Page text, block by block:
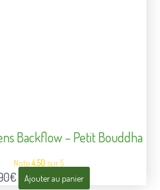
Backflow – Petit Bouddha
Note4.50 sur 5
€ Ajouter au panier